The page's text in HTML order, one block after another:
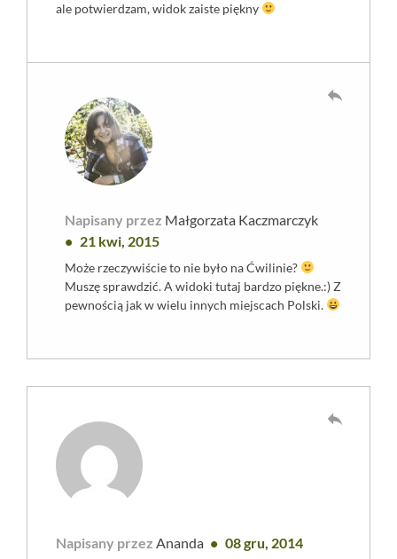
ale potwierdzam, widok zaiste piękny
Napisany przez Małgorzata Kaczmarczyk
21 kwi, 2015
Może rzeczywiście to nie było na Ćwilinie?
Muszę sprawdzić. A widoki tutaj bardzo piękne.:) Z
pewnością jak w wielu innych miejscach Polski.
reply
Napisany przez Ananda 08 gru, 2014
reply